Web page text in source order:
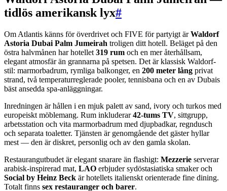
tidlös amerikansk lyx#
Om Atlantis känns för överdrivet och FIVE för partyigt ärWaldorf
Astoria Dubai Palm Jumeirah troligen ditt hotell. Beläget på den
östra halvmånen har hotellet 319 rum och en mer återhållsam,
elegant atmosfär än grannarna på spetsen. Det är klassisk Waldorf-
stil: marmorbadrum, rymliga balkonger, en 200 meter lång privat
strand, två temperaturreglerade pooler, tennisbana och en av Dubais
bäst ansedda spa-anläggningar.
Inredningen är hållen i en mjuk palett av sand, ivory och turkos med
europeiskt möblemang. Rum inkluderar42-tums TV, sittgrupp,
arbetsstation och vita marmorbadrum med djupbadkar, regndusch
och separata toaletter. Tjänsten är genomgående det gäster hyllar
mest — den är diskret, personlig och av den gamla skolan.
Restaurangutbudet är elegant snarare än flashigt: Mezzerie serverar
arabisk-inspirerad mat, LAO erbjuder sydöstasiatiska smaker och
Social by Heinz Beck är hotellets italienskt orienterade fine dining.
Totalt finns sex restauranger och barer.